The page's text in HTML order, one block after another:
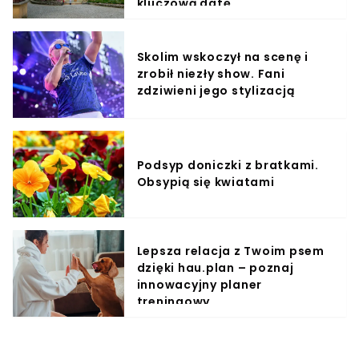
Skolim wskoczył na scenę i
zrobił niezły show. Fani
zdziwieni jego stylizacją
Podsyp doniczki z bratkami.
Obsypią się kwiatami
Lepsza relacja z Twoim psem
dzięki hau.plan – poznaj
innowacyjny planer
treningowy